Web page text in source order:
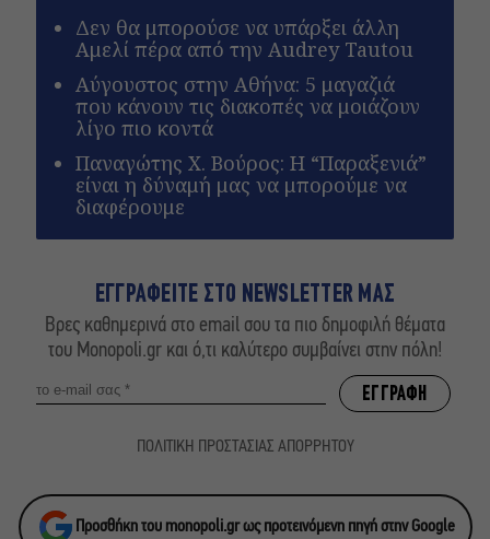
Δεν θα μπορούσε να υπάρξει άλλη
Αμελί πέρα από την Audrey Tautou
Αύγουστος στην Αθήνα: 5 μαγαζιά
που κάνουν τις διακοπές να μοιάζουν
λίγο πιο κοντά
Παναγώτης Χ. Βούρος: Η “Παραξενιά”
είναι η δύναμή μας να μπορούμε να
διαφέρουμε
ΕΓΓΡΑΦΕΙΤΕ ΣΤΟ NEWSLETTER ΜΑΣ
Βρες καθημερινά στο email σου τα πιο δημοφιλή θέματα
του Monopoli.gr και ό,τι καλύτερο συμβαίνει στην πόλη!
ΠΟΛΙΤΙΚΗ ΠΡΟΣΤΑΣΙΑΣ ΑΠΟΡΡΗΤΟΥ
Προσθήκη του monopoli.gr ως προτεινόμενη πηγή στην Google